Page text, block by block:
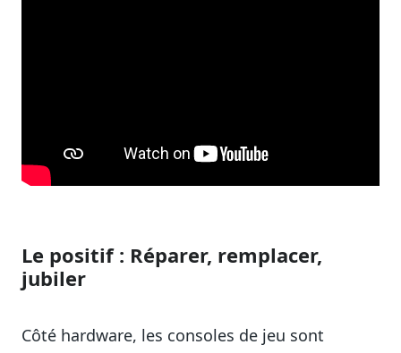
Le positif : Réparer, remplacer,
jubiler
Côté hardware, les consoles de jeu sont